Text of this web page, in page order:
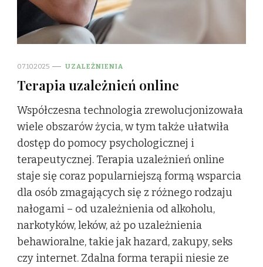
07.10.2025 UZALEŻNIENIA
Terapia uzależnień online
Współczesna technologia zrewolucjonizowała
wiele obszarów życia, w tym także ułatwiła
dostęp do pomocy psychologicznej i
terapeutycznej. Terapia uzależnień online
staje się coraz popularniejszą formą wsparcia
dla osób zmagających się z różnego rodzaju
nałogami – od uzależnienia od alkoholu,
narkotyków, leków, aż po uzależnienia
behawioralne, takie jak hazard, zakupy, seks
czy internet. Zdalna forma terapii niesie ze